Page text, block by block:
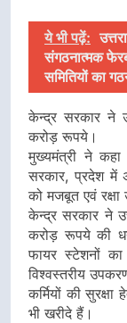
ये भी पढ़ें:
संगठनात्मक
समितियों का
केन्द्र सरकार ने
करोड़ रूपये।
मुख्यमंत्री ने कहा
सरकार, प्रदेश में
को मजबूत एवं
केन्द्र सरकार ने
करोड़ रूपये की
फायर स्टेशनों का
विश्वस्तरीय
कर्मियों की
भी खरीदे हैं।